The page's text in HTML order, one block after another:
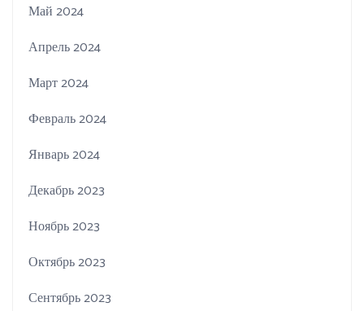
Май 2024
Апрель 2024
Март 2024
Февраль 2024
Январь 2024
Декабрь 2023
Ноябрь 2023
Октябрь 2023
Сентябрь 2023